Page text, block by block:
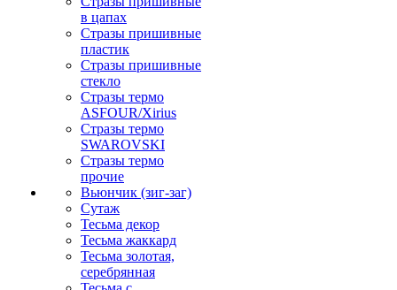
в цапах
Стразы пришивные
пластик
Стразы пришивные
стекло
Стразы термо
ASFOUR/Xirius
Стразы термо
SWAROVSKI
Стразы термо
прочие
Вьюнчик (зиг-заг)
Сутаж
Тесьма декор
Тесьма жаккард
Тесьма золотая,
серебрянная